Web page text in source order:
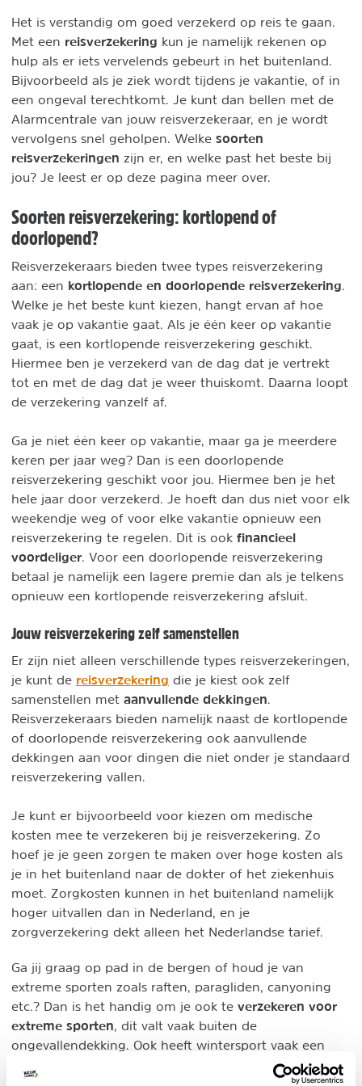
Het is verstandig om goed verzekerd op reis te gaan.
Met een reisverzekering kun je namelijk rekenen op
hulp als er iets vervelends gebeurt in het buitenland.
Bijvoorbeeld als je ziek wordt tijdens je vakantie, of in
een ongeval terechtkomt. Je kunt dan bellen met de
Alarmcentrale van jouw reisverzekeraar, en je wordt
vervolgens snel geholpen. Welke soorten
reisverzekeringen zijn er, en welke past het beste bij
jou? Je leest er op deze pagina meer over.
Soorten reisverzekering: kortlopend of
doorlopend?
Reisverzekeraars bieden twee types reisverzekering
aan: een kortlopende en doorlopende reisverzekering
Welke je het beste kunt kiezen, hangt ervan af hoe
vaak je op vakantie gaat. Als je één keer op vakantie
gaat, is een kortlopende reisverzekering geschikt.
Hiermee ben je verzekerd van de dag dat je vertrekt
tot en met de dag dat je weer thuiskomt. Daarna loopt
de verzekering vanzelf af.
Ga je niet één keer op vakantie, maar ga je meerdere
keren per jaar weg? Dan is een doorlopende
reisverzekering geschikt voor jou. Hiermee ben je het
hele jaar door verzekerd. Je hoeft dan dus niet voor elk
weekendje weg of voor elke vakantie opnieuw een
reisverzekering te regelen. Dit is ook financieel
voordeliger . Voor een doorlopende reisverzekering
betaal je namelijk een lagere premie dan als je telkens
opnieuw een kortlopende reisverzekering afsluit.
Jouw reisverzekering zelf samenstellen
Er zijn niet alleen verschillende types reisverzekeringen,
je kunt de reisverzekering die je kiest ook zelf
samenstellen met aanvullende dekkingen
Reisverzekeraars bieden namelijk naast de kortlopende
of doorlopende reisverzekering ook aanvullende
dekkingen aan voor dingen die niet onder je standaard
reisverzekering vallen.
Je kunt er bijvoorbeeld voor kiezen om medische
kosten mee te verzekeren bij je reisverzekering. Zo
hoef je je geen zorgen te maken over hoge kosten als
je in het buitenland naar de dokter of het ziekenhuis
moet. Zorgkosten kunnen in het buitenland namelijk
hoger uitvallen dan in Nederland, en je
zorgverzekering dekt alleen het Nederlandse tarief.
Ga jij graag op pad in de bergen of houd je van
extreme sporten zoals raften, paragliden, canyoning
etc.? Dan is het handig om je ook te verzekeren voor
extreme sporten , dit valt vaak buiten de
ongevallendekking. Ook heeft wintersport vaak een